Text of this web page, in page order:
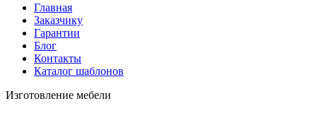
Главная
Заказчику
Гарантии
Блог
Контакты
Каталог шаблонов
Изготовление мебели